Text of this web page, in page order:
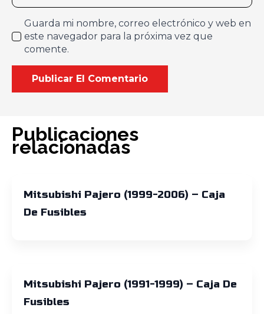
Guarda mi nombre, correo electrónico y web en
este navegador para la próxima vez que
comente.
Publicaciones
relacionadas
Mitsubishi Pajero (1999-2006) – Caja
De Fusibles
Mitsubishi Pajero (1991-1999) – Caja De
Fusibles